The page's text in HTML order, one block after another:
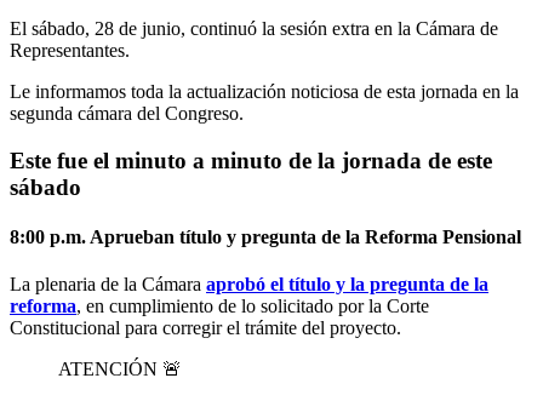
El sábado, 28 de junio, continuó la sesión extra en la Cámara de
Representantes.
Le informamos toda la actualización noticiosa de esta jornada en la
segunda cámara del Congreso.
Este fue el minuto a minuto de la jornada de este
sábado
8:00 p.m. Aprueban título y pregunta de la Reforma Pensional
La plenaria de la Cámara aprobó el título y la pregunta de la
reforma, en cumplimiento de lo solicitado por la Corte
Constitucional para corregir el trámite del proyecto.
ATENCIÓN 🚨